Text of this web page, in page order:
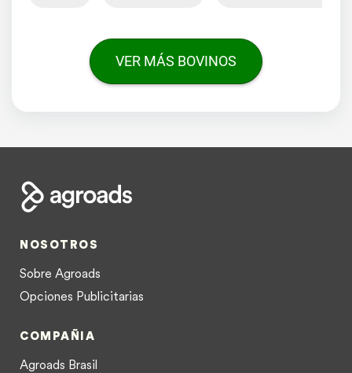
VER MÁS BOVINOS
NOSOTROS
Sobre Agroads
Opciones Publicitarias
COMPAÑIA
Agroads Brasil